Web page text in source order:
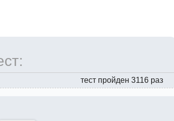
тест пройден 3116 раз